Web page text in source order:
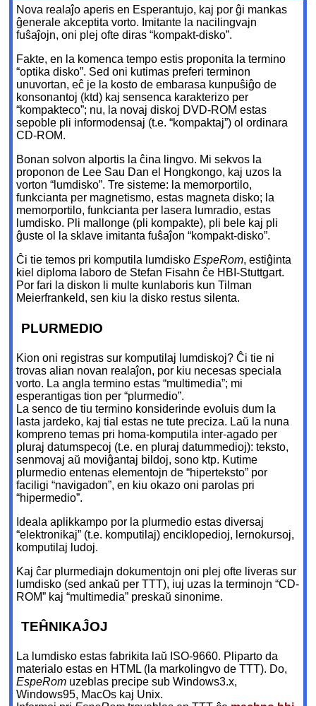
Nova realaĵo aperis en Esperantujo, kaj por ĝi mankas
ĝenerale akceptita vorto. Imitante la nacilingvajn
fuŝaĵojn, oni plej ofte diras “kompakt-disko”.
Fakte, en la komenca tempo estis proponita la termino
“optika disko”. Sed oni kutimas preferi terminon
unuvortan, eĉ je la kosto de embarasa kunpuŝiĝo de
konsonantoj (ktd) kaj sensenca karakterizo per
“kompakteco”; nu, la novaj diskoj DVD-ROM estas
sepoble pli informodensaj (t.e. “kompaktaj”) ol ordinara
CD-ROM.
Bonan solvon alportis la ĉina lingvo. Mi sekvos la
proponon de Lee Sau Dan el Hongkongo, kaj uzos la
vorton “lumdisko”. Tre sisteme: la memorportilo,
funkcianta per magnetismo, estas magneta disko; la
memorportilo, funkcianta per lasera lumradio, estas
lumdisko. Pli mallonge (pli kompakte), pli bele kaj pli
ĝuste ol la sklave imitanta fuŝaĵon “kompakt-disko”.
Ĉi tie temos pri komputila lumdiskoEspeRom, estiĝinta
kiel diploma laboro de Stefan Fisahn ĉe HBI-Stuttgart.
Por fari la diskon li multe kunlaboris kun Tilman
Meierfrankeld, sen kiu la disko restus silenta.
PLURMEDIO
Kion oni registras sur komputilaj lumdiskoj? Ĉi tie ni
trovas alian novan realaĵon, por kiu necesas speciala
vorto. La angla termino estas “multimedia”; mi
esperantigas tion per “plurmedio”.
La senco de tiu termino konsiderinde evoluis dum la
lasta jardeko, kaj tial estas ne tute preciza. Laŭ la nuna
kompreno temas pri homa-komputila inter-agado per
pluraj datumspecoj (t.e. en pluraj datummedioj): teksto,
senmovaj aŭ moviĝantaj bildoj, sono ktp. Kutime
plurmedio entenas elementojn de “hiperteksto” por
faciligi “navigadon”, en kiu okazo oni parolas pri
“hipermedio”.
Ideala aplikkampo por la plurmedio estas diversaj
“elektronikaj” (t.e. komputilaj) enciklopedioj, lernokursoj,
komputilaj ludoj.
Kaj ĉar plurmediajn dokumentojn oni plej ofte liveras sur
lumdisko (sed ankaŭ per TTT), iuj uzas la terminojn “CD-
ROM” kaj “multimedia” preskaŭ sinonime.
TEĤNIKAĴOJ
La lumdisko estas fabrikita laŭ ISO-9660. Pliparto da
materialo estas en HTML (la markolingvo de TTT). Do,
EspeRom uzeblas precipe sub Windows3.x,
Windows95, MacOs kaj Unix.